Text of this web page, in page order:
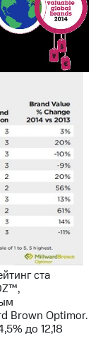
ста
Brown Optimor.
до 12,18